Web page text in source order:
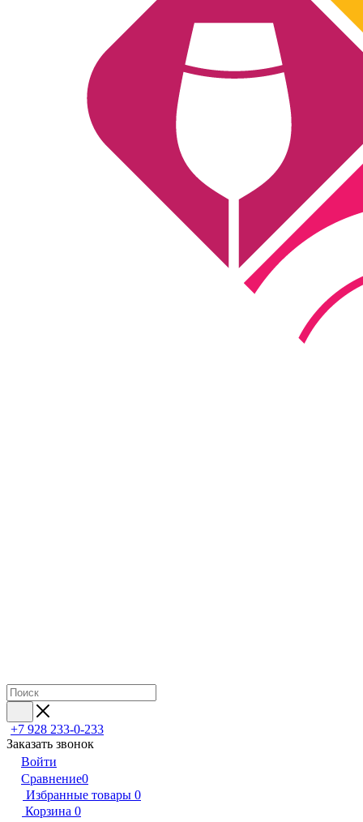
+7 928 233-0-233
Заказать звонок
Войти
Сравнение0
Избранные товары 0
Корзина 0